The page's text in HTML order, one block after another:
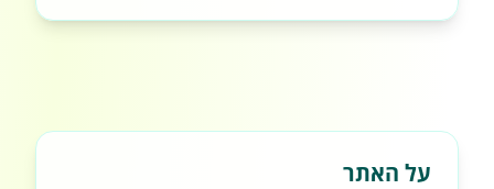
על האתר